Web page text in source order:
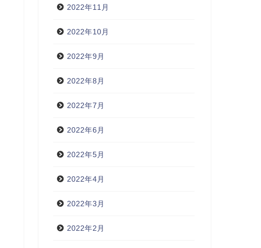
2022年11月
2022年10月
2022年9月
2022年8月
2022年7月
2022年6月
2022年5月
2022年4月
2022年3月
2022年2月